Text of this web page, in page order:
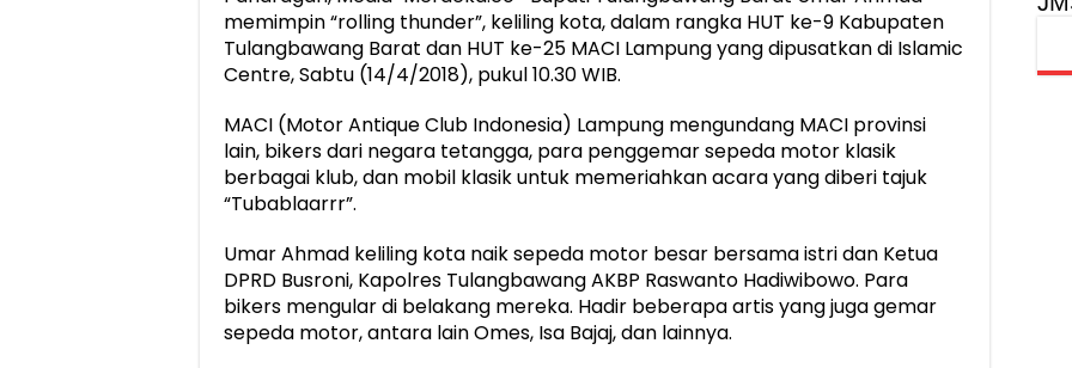
memimpin “rolling thunder”, keliling kota, dalam rangka HUT ke-9 Kabupaten
Tulangbawang Barat dan HUT ke-25 MACI Lampung yang dipusatkan di Islamic
Centre, Sabtu (14/4/2018), pukul 10.30 WIB.
MACI (Motor Antique Club Indonesia) Lampung mengundang MACI provinsi
lain, bikers dari negara tetangga, para penggemar sepeda motor klasik
berbagai klub, dan mobil klasik untuk memeriahkan acara yang diberi tajuk
“Tubablaarrr”.
Umar Ahmad keliling kota naik sepeda motor besar bersama istri dan Ketua
DPRD Busroni, Kapolres Tulangbawang AKBP Raswanto Hadiwibowo. Para
bikers mengular di belakang mereka. Hadir beberapa artis yang juga gemar
sepeda motor, antara lain Omes, Isa Bajaj, dan lainnya.